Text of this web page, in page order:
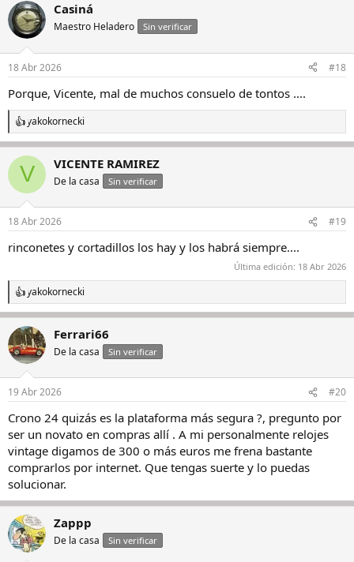
c
c
i
e
:
Casiná
Maestro Heladero Sin verificar
18 Abr 2026 #18
Porque, Vicente, mal de muchos consuelo de tontos ....
R
e
a
c
i
e
:
yakokornecki
V VICENTE RAMIREZ
De la casa Sin verificar
18 Abr 2026 #19
rinconetes y cortadillos los hay y los habrá siempre....
Última edición: 18 Abr 2026
R
e
a
c
c
i
e
:
yakokornecki
Ferrari66
De la casa Sin verificar
19 Abr 2026 #20
Crono 24 quizás es la plataforma más segura ?, pregunto por
ser un novato en compras allí . A mi personalmente relojes
vintage digamos de 300 o más euros me frena bastante
comprarlos por internet. Que tengas suerte y lo puedas
solucionar.
Zappp
De la casa Sin verificar